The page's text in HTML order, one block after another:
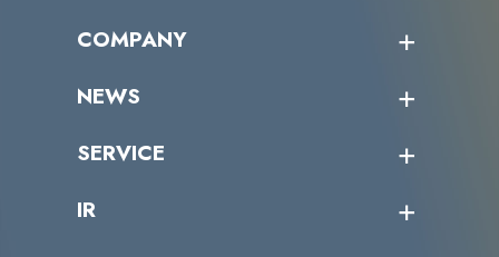
受講者の声
COMPANY
トップメッセージ
ミッション／ビジョン
パートナー企業一覧
NEWS
サイバーニュース
SERVICE
カテゴリー別サービス一覧
IR